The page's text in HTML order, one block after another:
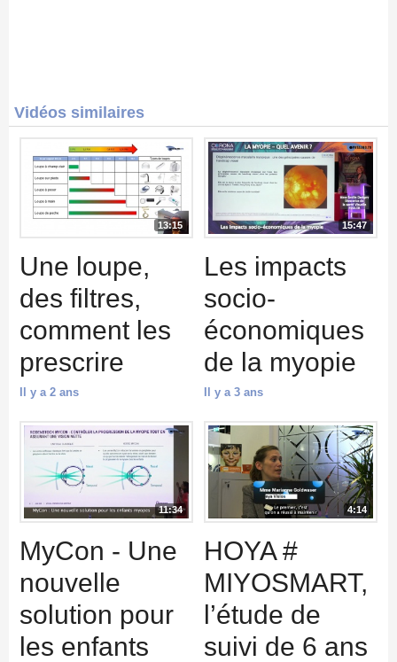
Vidéos similaires
13:15
Une loupe,
des filtres,
comment les
prescrire
Il y a 2 ans
15:47
Les impacts
socio-
économiques
de la myopie
Il y a 3 ans
11:34
MyCon - Une
nouvelle
solution pour
les enfants
4:14
HOYA #
MIYOSMART,
l’étude de
suivi de 6 ans